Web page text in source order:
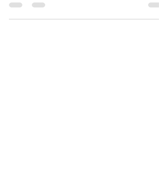
Manejar Excel, desde cero. Crear tus...